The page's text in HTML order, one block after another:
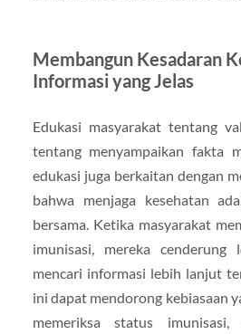
Membangun Kesadaran
Informasi yang Jelas
Edukasi masyarakat tentang
tentang menyampaikan fakta
edukasi juga berkaitan dengan
bahwa menjaga kesehatan
bersama. Ketika masyarakat
imunisasi, mereka
mencari informasi lebih lanjut
ini dapat mendorong kebiasaan
memeriksa status